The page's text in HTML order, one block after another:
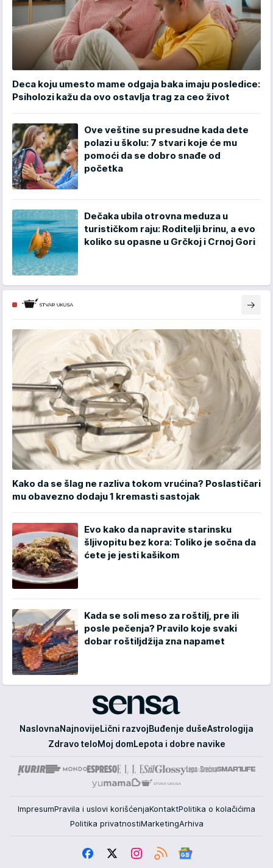
Deca koju umesto mame odgaja baka imaju posledice:
Psiholozi kažu da ovo ostavlja trag za ceo život
Ove veštine su presudne kada dete
polazi u školu: 7 stvari koje će mu
pomoći da se dobro snađe od
početka
Dečaka ubila otrovna meduza u
turističkom raju: Roditelji brinu, a evo
koliko su opasne u Grčkoj i Crnoj Gori
Kako da se šlag ne razliva tokom vrućina? Poslastičari
mu obavezno dodaju 1 kremasti sastojak
Evo kako da napravite starinsku
šljivopitu bez kora: Toliko je sočna da
ćete je jesti kašikom
Kada se soli meso za roštilj, pre ili
posle pečenja? Pravilo koje svaki
dobar roštiljdžija zna napamet
Sensa
NaslovnaNajnovijeLični razvojBuđenje dušeAstrologija
Zdravo teloMoj domLepota i dobre navike
ImpresumPravila i uslovi korišćenjaKontaktPolitika o kolačićima
Politika privatnostiMarketingArhiva